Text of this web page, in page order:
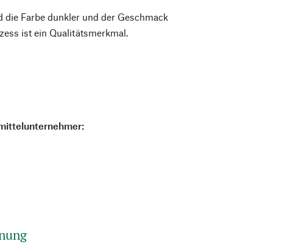
die Farbe dunkler und der Geschmack
ist ein Qualitätsmerkmal.